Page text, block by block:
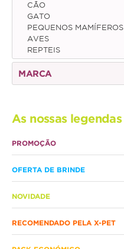
Gato
Júnior
Adulto
Sénior
Chinchila
Furão
Degu
CÃO
GATO
PEQUENOS MAMÍFEROS
AVES
REPTEIS
MARCA
As nossas legendas
PROMOÇÃO
OFERTA DE BRINDE
NOVIDADE
RECOMENDADO PELA X-PET